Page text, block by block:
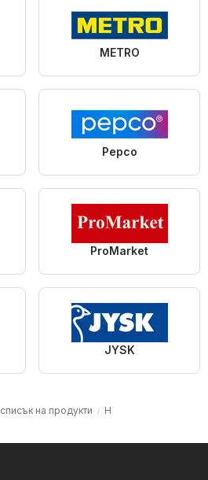
METRO
Pepco
ProMarket
JYSK
списък на продукти H